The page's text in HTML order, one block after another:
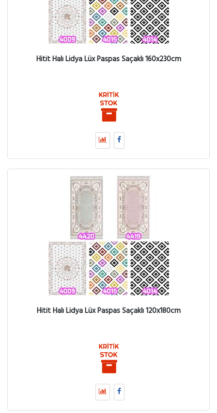
Hitit Halı Lidya Lüx Paspas Saçaklı 160x230cm
Hitit Halı Lidya Lüx Paspas Saçaklı 120x180cm